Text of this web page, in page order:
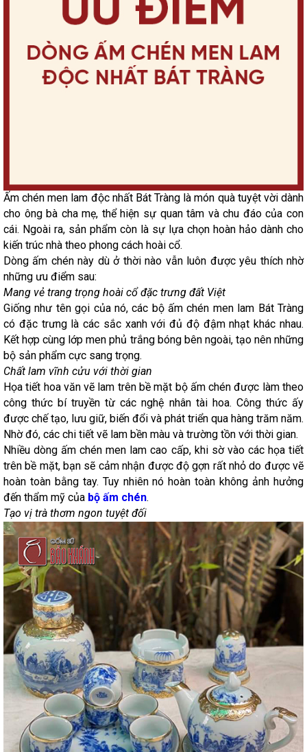
Ấm chén men lam độc nhất Bát Tràng là món quà tuyệt vời dành
cho ông bà cha mẹ, thể hiện sự quan tâm và chu đáo của con
cái. Ngoài ra, sản phẩm còn là sự lựa chọn hoàn hảo dành cho
kiến trúc nhà theo phong cách hoài cổ.
Dòng ấm chén này dù ở thời nào vẫn luôn được yêu thích nhờ
những ưu điểm sau:
Mang vẻ trang trọng hoài cổ đặc trưng đất Việt
Giống như tên gọi của nó, các bộ ấm chén men lam Bát Tràng
có đặc trưng là các sắc xanh với đủ độ đậm nhạt khác nhau.
Kết hợp cùng lớp men phủ trắng bóng bên ngoài, tạo nên những
bộ sản phẩm cực sang trọng.
Chất lam vĩnh cửu với thời gian
Họa tiết hoa văn vẽ lam trên bề mặt bộ ấm chén được làm theo
công thức bí truyền từ các nghệ nhân tài hoa. Công thức ấy
được chế tạo, lưu giữ, biến đổi và phát triển qua hàng trăm năm.
Nhờ đó, các chi tiết vẽ lam bền màu và trường tồn với thời gian.
Nhiều dòng ấm chén men lam cao cấp, khi sờ vào các họa tiết
trên bề mặt, bạn sẽ cảm nhận được độ gợn rất nhỏ do được vẽ
hoàn toàn bằng tay. Tuy nhiên nó hoàn toàn không ảnh hưởng
đến thẩm mỹ của bộ ấm chén.
Tạo vị trà thơm ngon tuyệt đối